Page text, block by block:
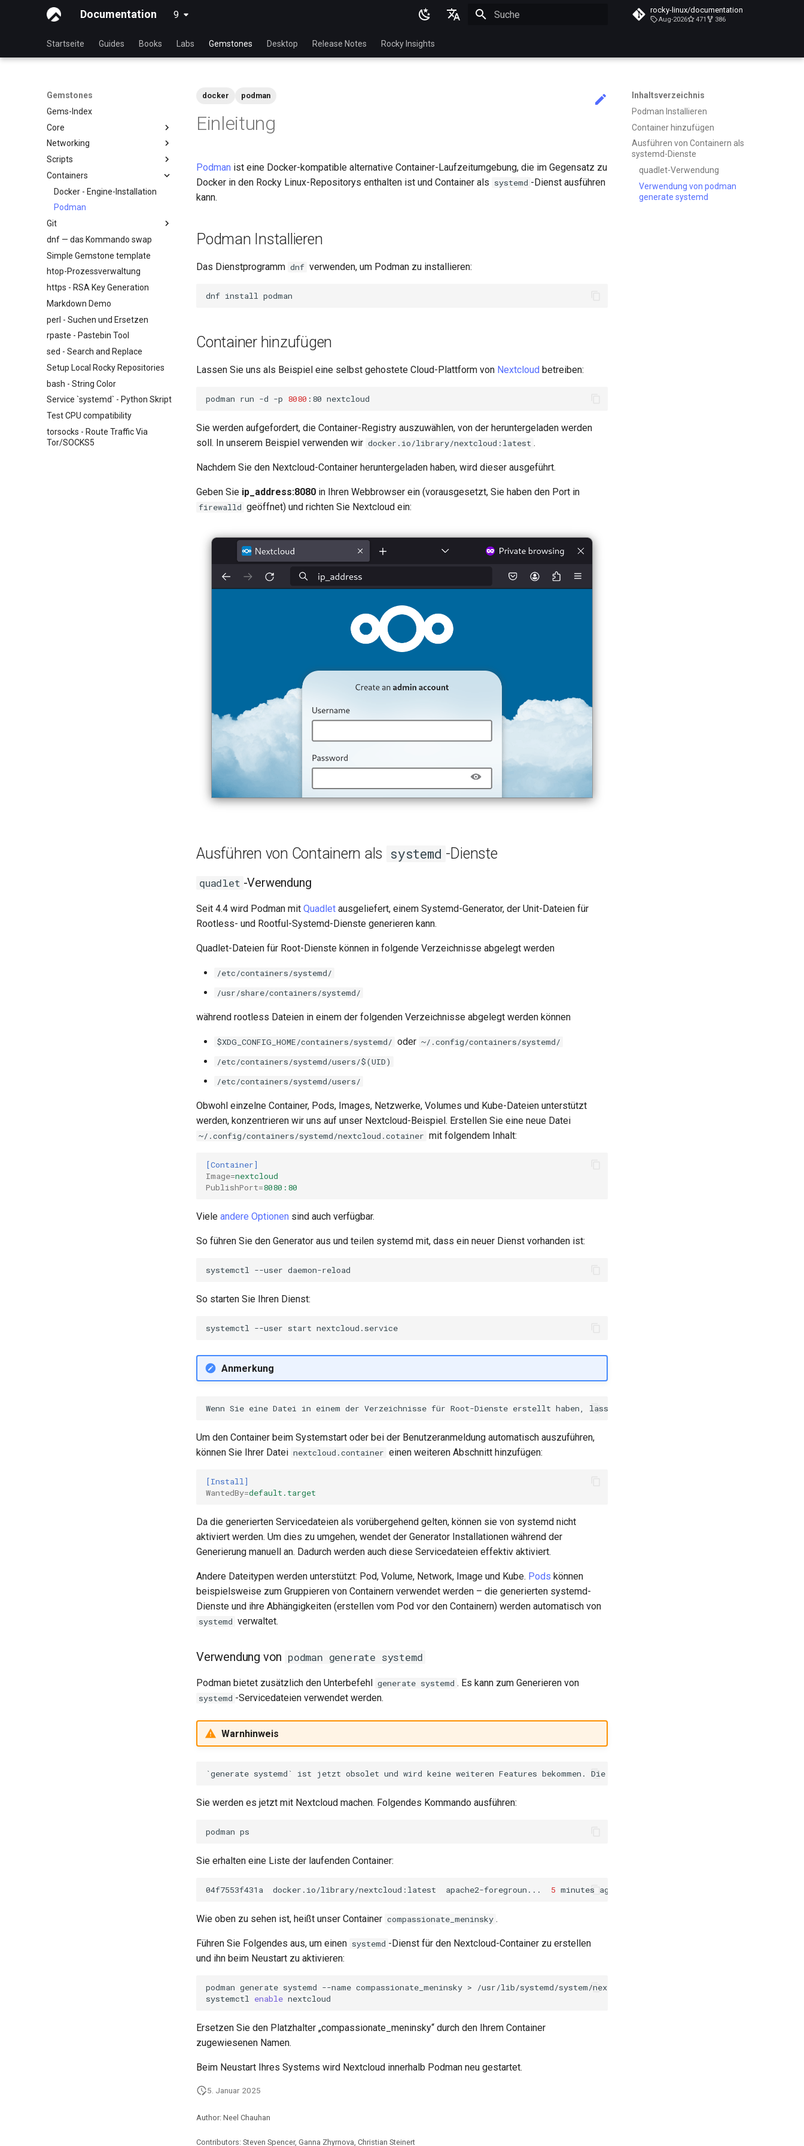
Documentation 9 latest
English
日本語
rocky-linux/documentation
Aug-2026 471 386
Startseite Guides Books Labs Gemstones Desktop Release Notes Rocky Insights
Gemstones
Gems-Index
Core
Anzeige der laufenden Kernel-
Konfiguration
Networking
RL9 - network manager
iftop - Live Per-Connection
Bandwidth Statistics
mtr - Netzwerk-Diagnose
nload - Bandwidth Statistics
nmcli - Set Connection
Autoconnect
nmtui - Netzwerk-
Management-Tool
Scripts
NoSleep.sh - A simple
Configuration Script
bash - Script Vorlage
Containers
Docker - Engine-Installation
Podman
Git
Installieren und Einrichten von
GitHub CLI unter Rocky Linux
Erster Beitrag zur Rocky Linux-
Dokumentation über CLI
Editing or Changing the Title of
an Existing Pull Request via CLI
Editing or Changing the Title of
an Existing Pull Request via
github.com
Feature Branch Workflow in Git
Fork and Branch Git workflow
Using git pull and git fetch
Adding a remote repository
using git CLI
Tracking vs Non-Tracking
Branch in Git
dnf — das Kommando swap
Simple Gemstone template
htop-Prozessverwaltung
https - RSA Key Generation
Markdown Demo
perl - Suchen und Ersetzen
rpaste - Pastebin Tool
sed - Search and Replace
Setup Local Rocky Repositories
bash - String Color
Service `systemd` - Python Skript
Test CPU compatibility
torsocks - Route Traffic Via
Tor/SOCKS5
Inhaltsverzeichnis
Podman Installieren
Container hinzufügen
Ausführen von Containern als
systemd-Dienste
quadlet-Verwendung
Verwendung von podman
generate systemd
docker podman
Einleitung
Podman ist eine Docker-kompatible alternative Container-Laufzeitumgebung, die im Gegensatz zu
Docker in den Rocky Linux-Repositorys enthalten ist und Container als systemd -Dienst ausführen
kann.
Podman Installieren
Das Dienstprogramm dnf verwenden, um Podman zu installieren:
dnf install
Container hinzufügen
Lassen Sie uns als Beispiel eine selbst gehostete Cloud-Plattform von Nextcloud betreiben:
podman run -d -p 8080 :80
Sie werden aufgefordert, die Container-Registry auszuwählen, von der heruntergeladen werden
soll. In unserem Beispiel verwenden wir docker.io/library/nextcloud:latest .
Nachdem Sie den Nextcloud-Container heruntergeladen haben, wird dieser ausgeführt.
Geben Sie ip_address:8080 in Ihren Webbrowser ein (vorausgesetzt, Sie haben den Port in
firewalld geöffnet) und richten Sie Nextcloud ein:
Ausführen von Containern als systemd -Dienste
quadlet -Verwendung
Seit 4.4 wird Podman mit Quadlet ausgeliefert, einem Systemd-Generator, der Unit-Dateien für
Rootless- und Rootful-Systemd-Dienste generieren kann.
Quadlet-Dateien für Root-Dienste können in folgende Verzeichnisse abgelegt werden
/etc/containers/systemd/
/usr/share/containers/systemd/
während rootless Dateien in einem der folgenden Verzeichnisse abgelegt werden können
$XDG_CONFIG_HOME/containers/systemd/ oder ~/.config/containers/systemd/
/etc/containers/systemd/users/$(UID)
/etc/containers/systemd/users/
Obwohl einzelne Container, Pods, Images, Netzwerke, Volumes und Kube-Dateien unterstützt
werden, konzentrieren wir uns auf unser Nextcloud-Beispiel. Erstellen Sie eine neue Datei
~/.config/containers/systemd/nextcloud.cotainer mit folgendem Inhalt:
[Container]
Image=nextcloud
PublishPort=8080:80
Viele andere Optionen sind auch verfügbar.
So führen Sie den Generator aus und teilen systemd mit, dass ein neuer Dienst vorhanden ist:
systemctl --user
So starten Sie Ihren Dienst:
systemctl --user start
Anmerkung
Um den Container beim Systemstart oder bei der Benutzeranmeldung automatisch auszuführen,
können Sie Ihrer Datei nextcloud.container einen weiteren Abschnitt hinzufügen:
[Install]
WantedBy=default.target
Da die generierten Servicedateien als vorübergehend gelten, können sie von systemd nicht
aktiviert werden. Um dies zu umgehen, wendet der Generator Installationen während der
Generierung manuell an. Dadurch werden auch diese Servicedateien effektiv aktiviert.
Andere Dateitypen werden unterstützt: Pod, Volume, Network, Image und Kube. Pods können
beispielsweise zum Gruppieren von Containern verwendet werden – die generierten systemd-
Dienste und ihre Abhängigkeiten (erstellen vom Pod vor den Containern) werden automatisch von
systemd verwaltet.
Verwendung von podman generate systemd
Podman bietet zusätzlich den Unterbefehl generate systemd . Es kann zum Generieren von
systemd -Servicedateien verwendet werden.
Warnhinweis
Sie werden es jetzt mit Nextcloud machen. Folgendes Kommando ausführen:
podman
Sie erhalten eine Liste der laufenden Container:
04f7553f431a docker.io/library/nextcloud:latest apache2-foregroun... 5 minutes ago
Wie oben zu sehen ist, heißt unser Container compassionate_meninsky .
Führen Sie Folgendes aus, um einen systemd -Dienst für den Nextcloud-Container zu erstellen
und ihn beim Neustart zu aktivieren:
podman generate systemd --name compassionate_meninsky >
/usr/lib/systemd/system/nextcloud.service
systemctl enable
Ersetzen Sie den Platzhalter „compassionate_meninsky“ durch den Ihrem Container
zugewiesenen Namen.
Beim Neustart Ihres Systems wird Nextcloud innerhalb Podman neu gestartet.
5. Januar 2025
Author: Neel Chauhan
Contributors: Steven Spencer, Ganna Zhyrnova, Christian Steinert